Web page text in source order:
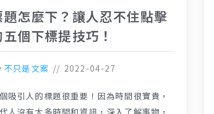
題怎麼下？讓人忍不住點擊
五個下標提技巧！
不只是文案 2022-04-27
吸引人的標題很重要！因為時間很寶貴，
人沒有太多時間和資訊，深入了解事物，